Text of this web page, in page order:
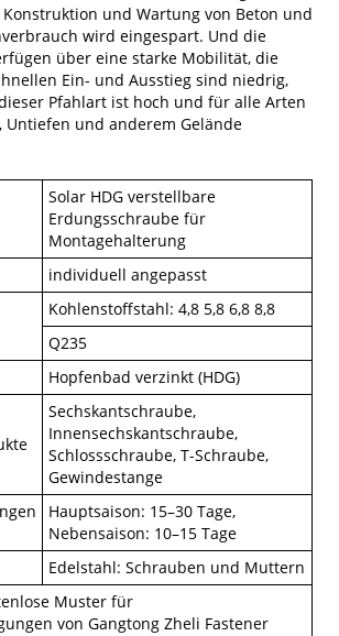
und Wartung von Beton und
wird eingespart. Und die
über eine starke Mobilität, die
Ein- und Ausstieg sind niedrig,
Pfahlart ist hoch und für alle Arten
Untiefen und anderem Gelände
Solar HDG verstellbare
Erdungsschraube für
Montagehalterung
individuell angepasst
Kohlenstoffstahl: 4,8 5,8 6,8 8,8
Q235
Hopfenbad verzinkt (HDG)
Sechskantschraube,
Innensechskantschraube,
Schlossschraube, T-Schraube,
Gewindestange
Hauptsaison: 15–30 Tage,
Nebensaison: 10–15 Tage
Edelstahl: Schrauben und Muttern
Muster für
von Gangtong Zheli Fastener